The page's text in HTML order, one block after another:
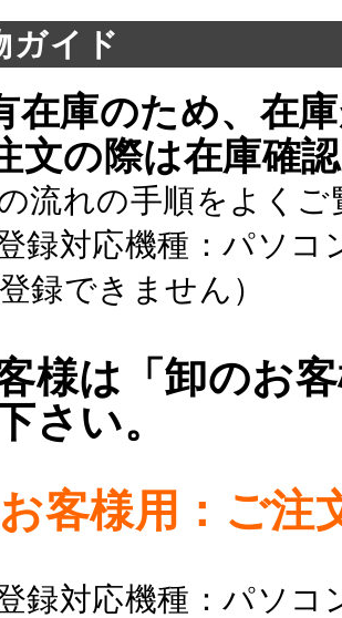
物ガイド
在庫のため、在
文の際は在庫確
流れの手順をよくご
録対応機種：パソ
録できません）
様は「卸のお
さい。
客様用：ご注
録対応機種：パソ